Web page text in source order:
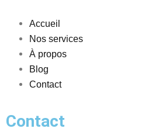
Accueil
Nos services
À propos
Blog
Contact
Contact